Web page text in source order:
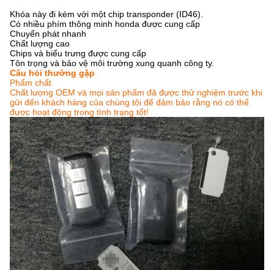
Khóa này đi kèm với một chip transponder (ID46).
Có nhiều phím thông minh honda được cung cấp
Chuyển phát nhanh
Chất lượng cao
Chips và biểu trưng được cung cấp
Tôn trọng và bảo vệ môi trường xung quanh công ty.
Câu hỏi thường gặp
Phẩm chất
Chất lượng OEM và mọi sản phẩm đã được thử nghiệm trước khi
gửi đến khách hàng của chúng tôi để đảm bảo rằng nó có thể
được hoạt động trong tình trạng tốt!